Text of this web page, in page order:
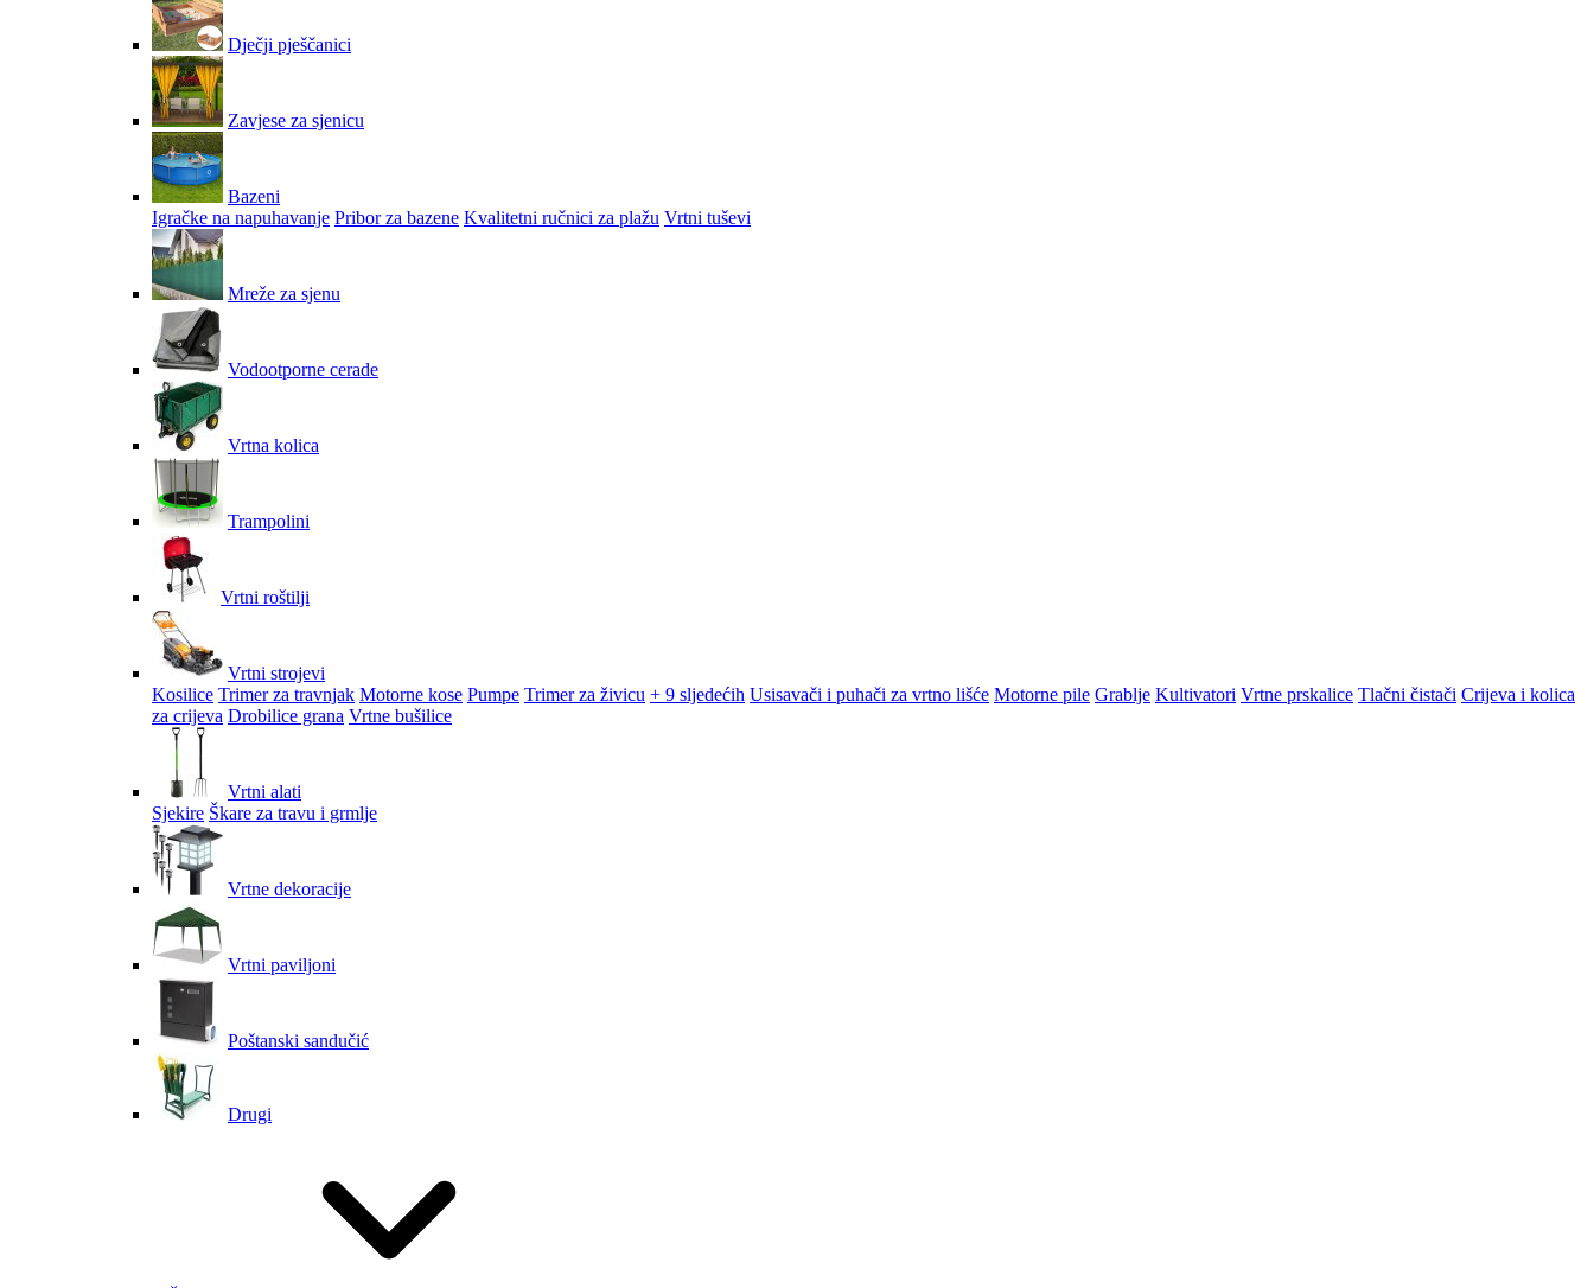
Dječji pješčanici
Zavjese za sjenicu
Bazeni
Igračke na napuhavanje Pribor za bazene Kvalitetni ručnici za plažu Vrtni tuševi
Mreže za sjenu
Vodootporne cerade
Vrtna kolica
Trampolini
Vrtni roštilji
Vrtni strojevi
Kosilice Trimer za travnjak Motorne kose Pumpe Trimer za živicu + 9 sljedećih Usisavači i puhači za vrtno lišće Motorne pile Grablje Kultivatori Vrtne prskalice Tlačni čistači Crijeva i kolica
za crijeva Drobilice grana Vrtne bušilice
Vrtni alati
Sjekire Škare za travu i grmlje
Vrtne dekoracije
Vrtni paviljoni
Poštanski sandučić
Drugi